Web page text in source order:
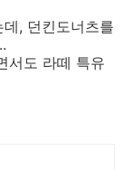
, 던킨도너츠를
서도 라떼 특유